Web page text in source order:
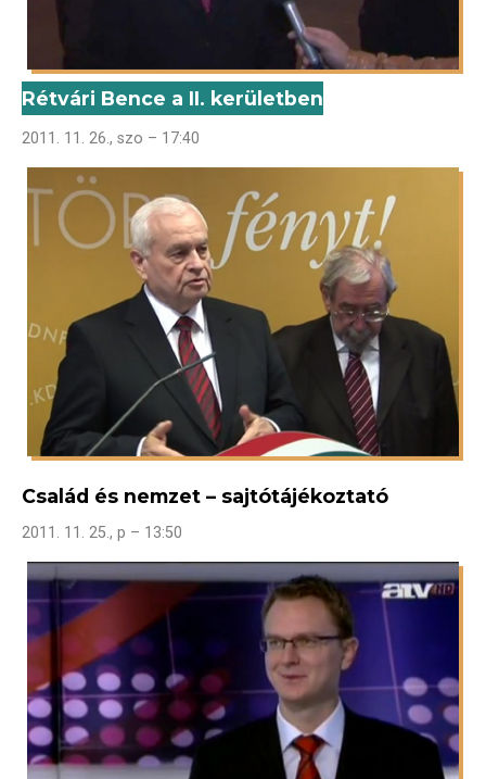
Rétvári Bence a II. kerületben
2011. 11. 26., szo – 17:40
Család és nemzet – sajtótájékoztató
2011. 11. 25., p – 13:50